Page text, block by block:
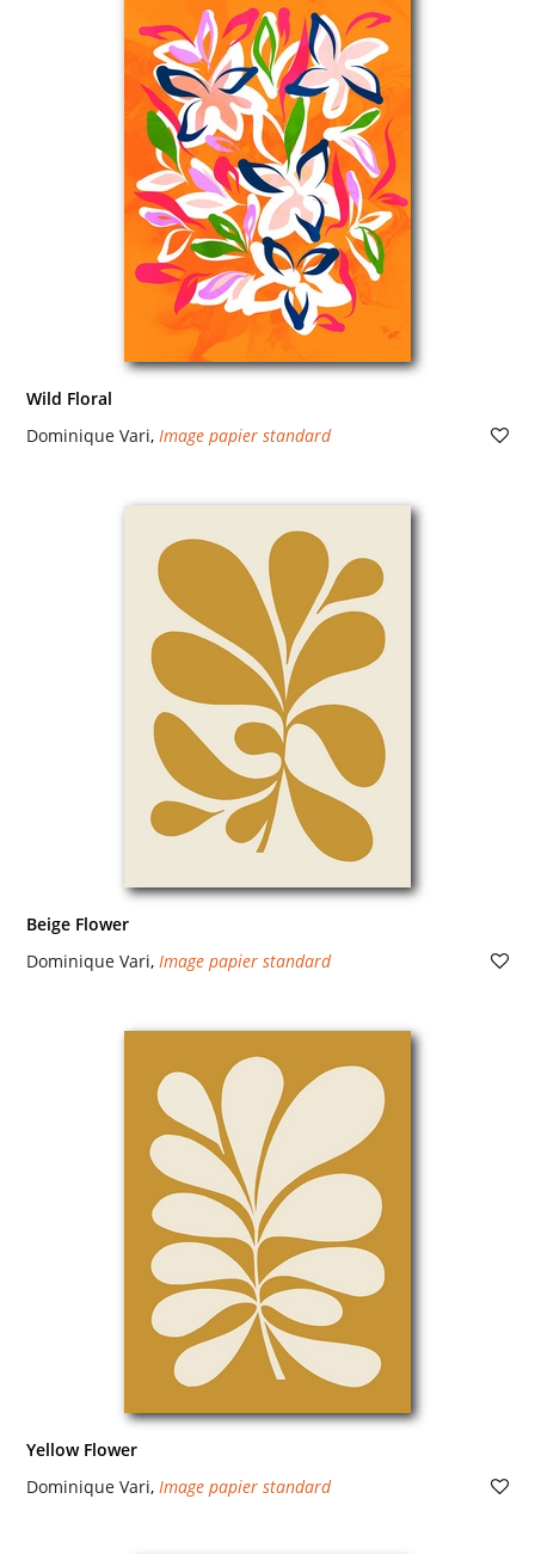
Wild Floral
Dominique Vari, Image papier standard
Beige Flower
Dominique Vari, Image papier standard
Yellow Flower
Dominique Vari, Image papier standard